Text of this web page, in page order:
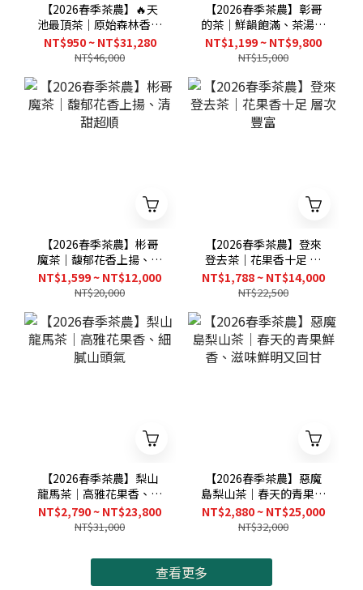
【2026春季茶農】🔥天
池最頂茶｜原始森林香、
底蘊厚實回甘
NT$950 ~ NT$31,280
NT$46,000
【2026春季茶農】彰哥
的茶｜鮮韻飽滿、茶湯渾
厚
NT$1,199 ~ NT$9,800
NT$15,000
【2026春季茶農】彬哥
魔茶｜馥郁花香上揚、清
甜超順
NT$1,599 ~ NT$12,000
NT$20,000
【2026春季茶農】登來
登去茶｜花果香十足 層
次豐富
NT$1,788 ~ NT$14,000
NT$22,500
【2026春季茶農】梨山
龍馬茶｜高雅花果香、細
膩山頭氣
NT$2,790 ~ NT$23,800
NT$31,000
【2026春季茶農】惡魔
島梨山茶｜春天的青果鮮
香、滋味鮮明又回甘
NT$2,880 ~ NT$25,000
NT$32,000
查看更多